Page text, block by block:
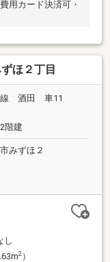
用カード決済可・
ほ２丁目
線 酒田 車11
階建
みずほ２
し
2）